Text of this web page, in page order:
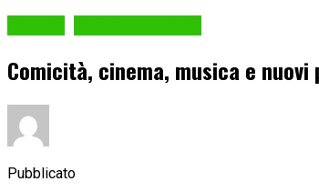
Comicità, cinema, musica e
Pubblicato